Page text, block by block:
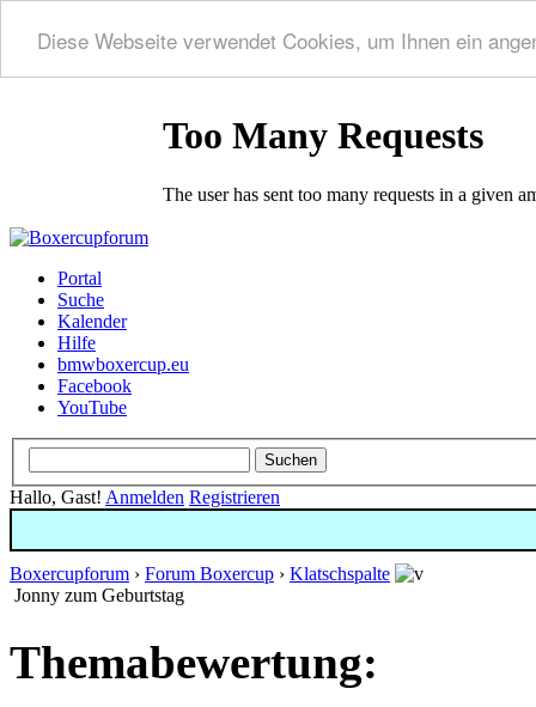
Diese Webseite verwendet Cookies, um Ihnen ein
Portal
Suche
Kalender
Hilfe
bmwboxercup.eu
Facebook
YouTube
Hallo, Gast! Anmelden Registrieren
Boxercupforum › Forum Boxercup › Klatschspalte
Jonny zum Geburtstag
Themabewertung: